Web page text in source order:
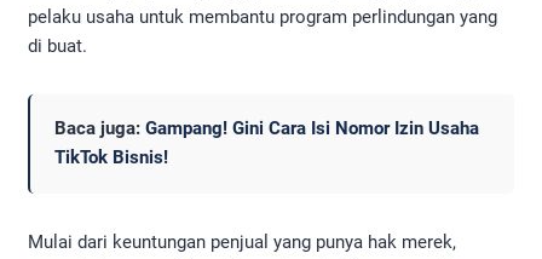
pelaku usaha untuk membantu program perlindungan yang
di buat.
Baca juga: Gampang! Gini Cara Isi Nomor Izin Usaha
TikTok Bisnis!
Mulai dari keuntungan penjual yang punya hak merek,